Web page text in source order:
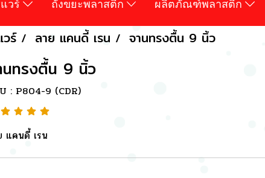
วร์ ถังขยะพลาสติก ผลิตภัณฑ์พลาสติก
ร์ ลาย แคนดี้ เรน จานทรงตื้น 9 นิ้ว
นทรงตื้น 9 นิ้ว
: P804-9 (CDR)
แคนดี้ เรน